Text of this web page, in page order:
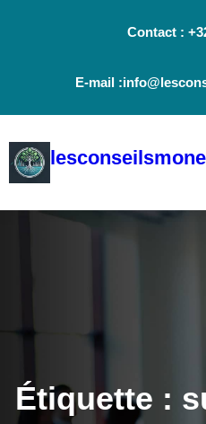
Contact :
E-mail
Étiquette :